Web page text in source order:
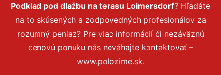
Podklad pod dlažbu na terasu Loimersdorf? Hľadáte
na to skúsených a zodpovedných profesionálov za
rozumný peniaz? Pre viac informácií či nezáväznú
cenovú ponuku nás neváhajte kontaktovať –
www.polozime.sk.